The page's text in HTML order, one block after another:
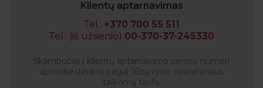
Klientų aptarnavimas
Tel.: +370 700 55 511
Tel.: (iš užsienio) 00-370-37-245330
Skambučiai į klientų aptarnavimo centro numerį
apmokestinami pagal Jūsų ryšio operatoriaus
taikomą tarifą.